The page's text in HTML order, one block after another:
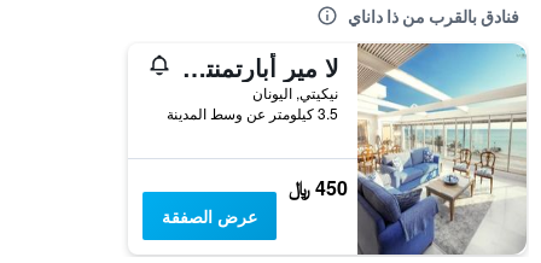
فنادق بالقرب من ذا داناي
لا مير أبارتمنتس
نيكيتي, اليونان
3.5 كيلومتر عن وسط المدينة
450 ﷼
عرض الصفقة